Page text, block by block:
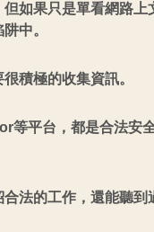
如果只是單看網路上
中。
積極的收集資訊。
等平台，都是合法安
法的工作，還能聽到